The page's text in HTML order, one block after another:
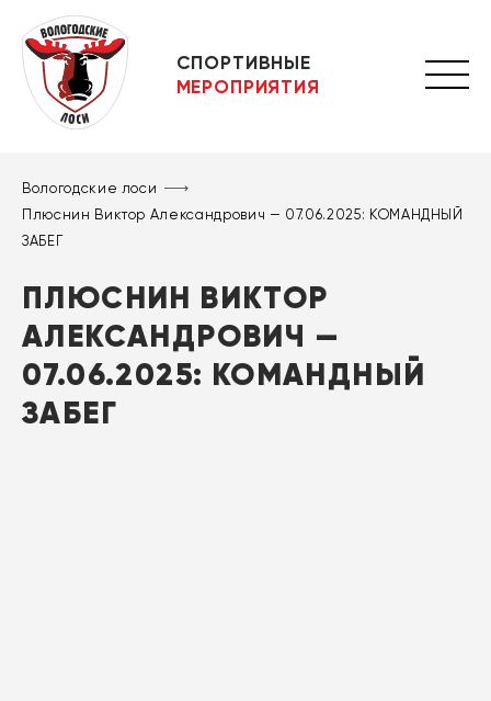
СПОРТИВНЫЕ
МЕРОПРИЯТИЯ
Вологодские лоси
Плюснин Виктор Александрович — 07.06.2025: КОМАНДНЫЙ
ЗАБЕГ
ПЛЮСНИН ВИКТОР
АЛЕКСАНДРОВИЧ —
07.06.2025: КОМАНДНЫЙ
ЗАБЕГ